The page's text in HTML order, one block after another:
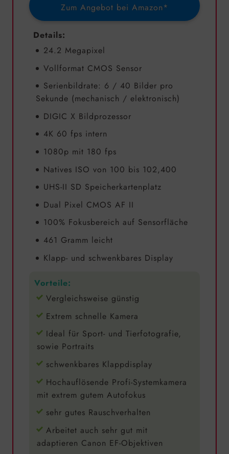
Zum Angebot bei Amazon*
Details:
24.2 Megapixel
Vollformat CMOS Sensor
Serienbildrate: 6 / 40 Bilder pro
Sekunde (mechanisch / elektronisch)
DIGIC X Bildprozessor
4K 60 fps intern
1080p mit 180 fps
Natives ISO von 100 bis 102,400
UHS-II SD Speicherkartenplatz
Dual Pixel CMOS AF II
100% Fokusbereich auf Sensorfläche
461 Gramm leicht
Klapp- und schwenkbares Display
Vorteile:
Vergleichsweise günstig
Extrem schnelle Kamera
Ideal für Sport- und Tierfotografie,
sowie Portraits
schwenkbares Klappdisplay
Hochauflösende Profi-Systemkamera
mit extrem gutem Autofokus
sehr gutes Rauschverhalten
Arbeitet auch sehr gut mit
adaptieren Canon EF-Objektiven